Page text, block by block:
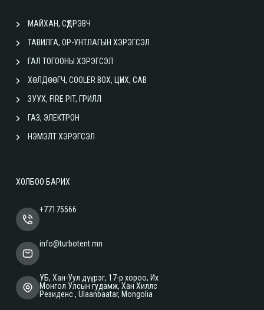
МАЙХАН, СҮҮДРЭВЧ
ТАВИЛГА, ОР-УНТЛАГЫН ХЭРЭГСЭЛ
ГАЛ ТОГООНЫ ХЭРЭГСЭЛ
ХӨЛДӨӨГЧ, COOLER BOX, ЦҮНХ, САВ
ЗУУХ, FIRE PIT, ГРИЛЛ
ГАЗ, ЭЛЕКТРОН
НЭМЭЛТ ХЭРЭГСЭЛ
ХОЛБОО БАРИХ
+77175566
info@turbotent.mn
УБ, Хан-Уул дүүрэг, 17-р хороо, Их
Монгол Улсын гудамж, Хан Хиллс
Резиденс , Ulaanbaatar, Mongolia